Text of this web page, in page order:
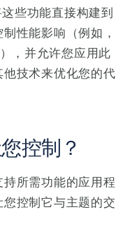
些功能直接构建到
性能影响（例如，
），并允许您应用此
技术来优化您的代
控制？
所需功能的应用程
控制它与主题的交